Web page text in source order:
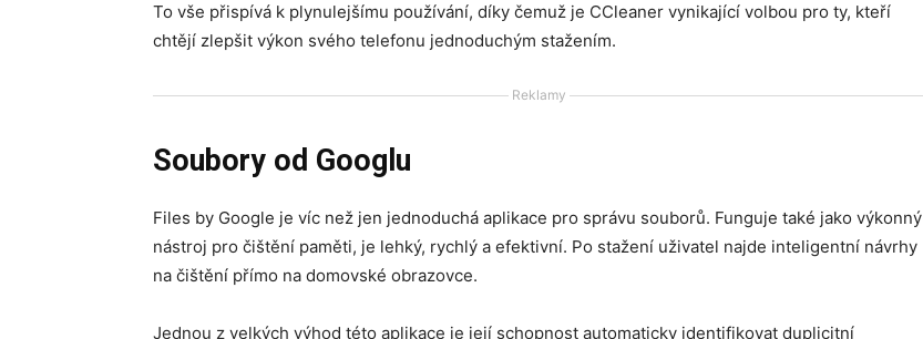
To vše přispívá k plynulejšímu používání, díky čemuž je CCleaner vynikající volbou pro ty, kteří
chtějí zlepšit výkon svého telefonu jednoduchým stažením.
Reklamy
Soubory od Googlu
Files by Google je víc než jen jednoduchá aplikace pro správu souborů. Funguje také jako výkonný
nástroj pro čištění paměti, je lehký, rychlý a efektivní. Po stažení uživatel najde inteligentní návrhy
na čištění přímo na domovské obrazovce.
Jednou z velkých výhod této aplikace je její schopnost automaticky identifikovat duplicitní